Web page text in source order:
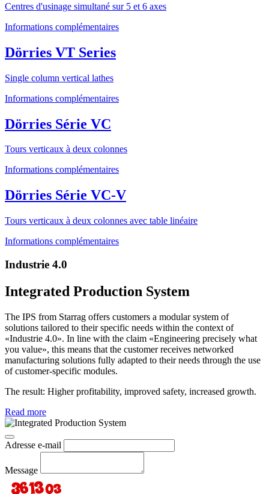
Centres d'usinage simultané sur 5 et 6 axes
Informations complémentaires
Dörries VT Series
Single column vertical lathes
Informations complémentaires
Dörries Série VC
Tours verticaux à deux colonnes
Informations complémentaires
Dörries Série VC-V
Tours verticaux à deux colonnes avec table linéaire
Informations complémentaires
Industrie 4.0
Integrated Production System
The IPS from Starrag offers customers a modular system of
solutions tailored to their specific needs within the context of
«Industrie 4.0». In line with the claim «Engineering precisely what
you value», this means that the customer receives networked
manufacturing solutions fully adapted to their needs through the use
of customer-specific modules.
The result: Higher profitability, improved safety, increased growth.
Read more
Adresse e-mail
Message